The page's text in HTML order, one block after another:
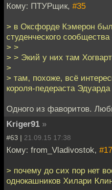
Кому: ПТУРщик, #35
> в Оксфорде Кэмерон
студенческого
> >
> > Экий у них там
>
> там, похоже, всё
короля-педераста Эдуарда
Одного из фаворитов.
Kriger91 »
#63 | 21.09.15 17:38
Кому: from_Vladivostok, #17
> почему до сих пор нет
однокашников Хилари